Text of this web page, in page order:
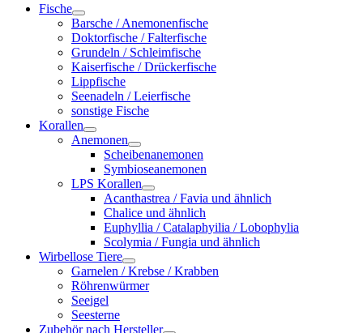
Fische
Barsche / Anemonenfische
Doktorfische / Falterfische
Grundeln / Schleimfische
Kaiserfische / Drückerfische
Lippfische
Seenadeln / Leierfische
sonstige Fische
Korallen
Anemonen
Scheibenanemonen
Symbioseanemonen
LPS Korallen
Acanthastrea / Favia und ähnlich
Chalice und ähnlich
Euphyllia / Catalaphyilia / Lobophylia
Scolymia / Fungia und ähnlich
Wirbellose Tiere
Garnelen / Krebse / Krabben
Röhrenwürmer
Seeigel
Seesterne
Zubehör nach Hersteller